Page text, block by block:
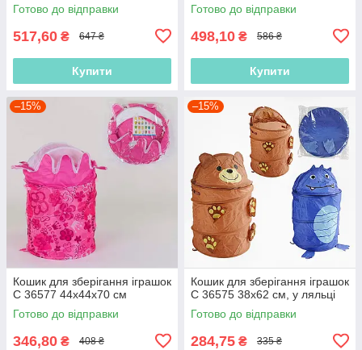
Готово до відправки
517,60 ₴ 647 ₴
Купити
Готово до відправки
498,10 ₴ 586 ₴
Купити
–15%
Кошик для зберігання іграшок
C 36577 44х44х70 см
Готово до відправки
346,80 ₴ 408 ₴
–15%
Кошик для зберігання іграшок
C 36575 38х62 см, у ляльці
Готово до відправки
284,75 ₴ 335 ₴